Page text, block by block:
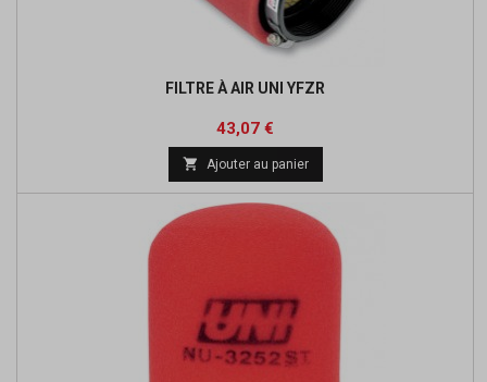
FILTRE À AIR UNI YFZR
Prix
43,07 €
base
 Ajouter au panier